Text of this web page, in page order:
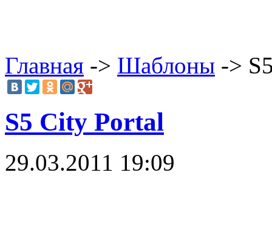
Главная -> Шаблоны ->
S5 City Portal
29.03.2011 19:09